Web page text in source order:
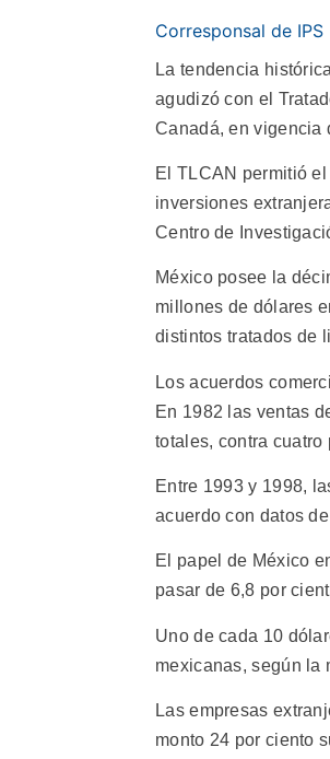
Corresponsal de IPS
La tendencia
agudizó con el
Canadá, en vigencia
El TLCAN permitió
inversiones
Centro de
México posee la
millones de dólares
distintos tratados de
Los acuerdos
En 1982 las ventas
totales, contra cuatro
Entre 1993 y 1998,
acuerdo con datos
El papel de México
pasar de 6,8 por
Uno de cada 10
mexicanas, según la
Las empresas
monto 24 por ciento